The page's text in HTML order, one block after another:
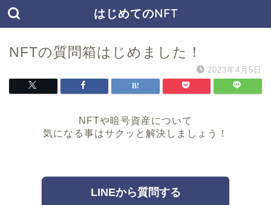
はじめてのNFT
NFTの質問箱はじめました！
2023年4月5日
NFTや暗号資産について
気になる事はサクッと解決しましょう！
LINEから質問する